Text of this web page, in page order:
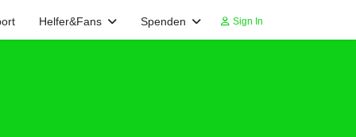
Helfer&Fans Spenden Sign In